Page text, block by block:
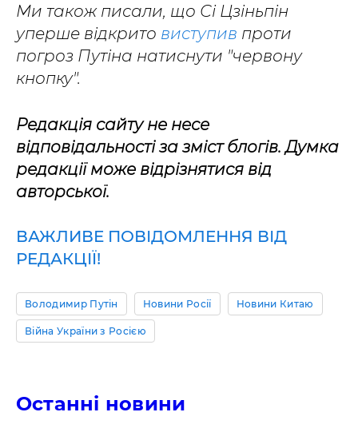
Ми також писали, що Сі Цзіньпін
уперше відкрито виступив проти
погроз Путіна натиснути "червону
кнопку".
Редакція сайту не несе
відповідальності за зміст блогів. Думка
редакції може відрізнятися від
авторської.
ВАЖЛИВЕ ПОВІДОМЛЕННЯ ВІД
РЕДАКЦІЇ!
Володимир Путін Новини Росії Новини Китаю
Війна України з Росією
Останні новини